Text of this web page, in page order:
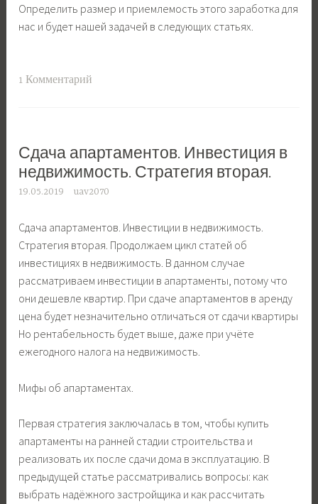
Определить размер и приемлемость этого заработка для
нас и будет нашей задачей в следующих статьях.
1 Комментарий
Сдача апартаментов. Инвестиция в
недвижимость. Стратегия вторая.
19.05.2019 uav2070
Сдача апартаментов. Инвестиции в недвижимость.
Стратегия вторая. Продолжаем цикл статей об
инвестициях в недвижимость. В данном случае
рассматриваем инвестиции в апартаменты, потому что
они дешевле квартир. При сдаче апартаментов в аренду
цена будет незначительно отличаться от сдачи квартиры
Но рентабельность будет выше, даже при учёте
ежегодного налога на недвижимость.
Мифы об апартаментах.
Первая стратегия заключалась в том, чтобы купить
апартаменты на ранней стадии строительства и
реализовать их после сдачи дома в эксплуатацию. В
предыдущей статье рассматривались вопросы: как
выбрать надёжного застройщика и как рассчитать